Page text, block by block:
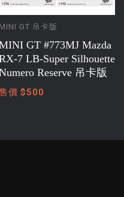
MINI GT 吊卡版
GT #773MJ Mazda
7 LB-Super Silhouette
Reserve 吊卡版
價 $500